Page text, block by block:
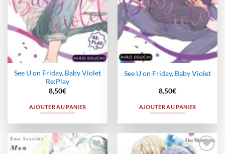
See U on Friday, Baby Violet
Re:Play
8,50€
AJOUTER AU PANIER
See U on Friday, Baby Violet
8,50€
AJOUTER AU PANIER